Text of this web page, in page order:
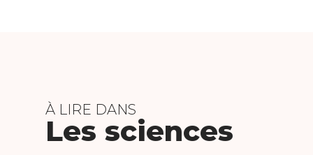
À LIRE DANS
Les sciences